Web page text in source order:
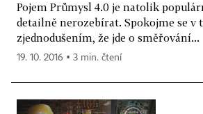
Pojem Průmysl 4.0 je natolik
detailně nerozebírat. Spokojme se v
zjednodušením, že jde o směřování...
19. 10. 2016 ▪ 3 min. čtení